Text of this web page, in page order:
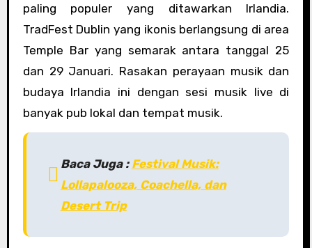
paling populer yang ditawarkan Irlandia.
TradFest Dublin yang ikonis berlangsung di area
Temple Bar yang semarak antara tanggal 25
dan 29 Januari. Rasakan perayaan musik dan
budaya Irlandia ini dengan sesi musik live di
banyak pub lokal dan tempat musik.
Baca Juga : Festival Musik:
Lollapalooza, Coachella, dan
Desert Trip